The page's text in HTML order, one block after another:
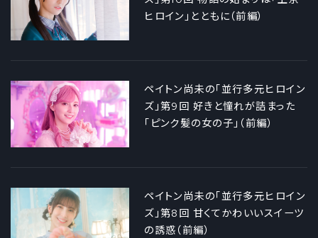
ヒロイン」とともに（前編）
ペイトン尚未の「並行多元ヒロイン
ズ」第9回 好きと憧れが詰まった
「ピンク髪の女の子」（前編）
ペイトン尚未の「並行多元ヒロイン
ズ」第8回 甘くてかわいいスイーツ
の誘惑（前編）